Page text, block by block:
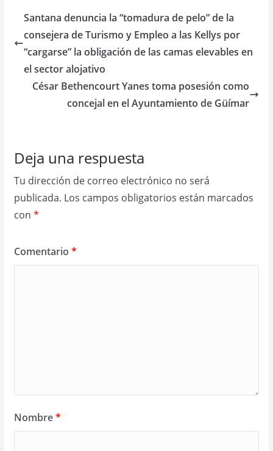
Santana denuncia la “tomadura de pelo” de la
consejera de Turismo y Empleo a las Kellys por
“cargarse” la obligación de las camas elevables en
el sector alojativo
César Bethencourt Yanes toma posesión como
concejal en el Ayuntamiento de Güímar
Deja una respuesta
Tu dirección de correo electrónico no será
publicada. Los campos obligatorios están marcados
con *
Comentario *
Nombre*